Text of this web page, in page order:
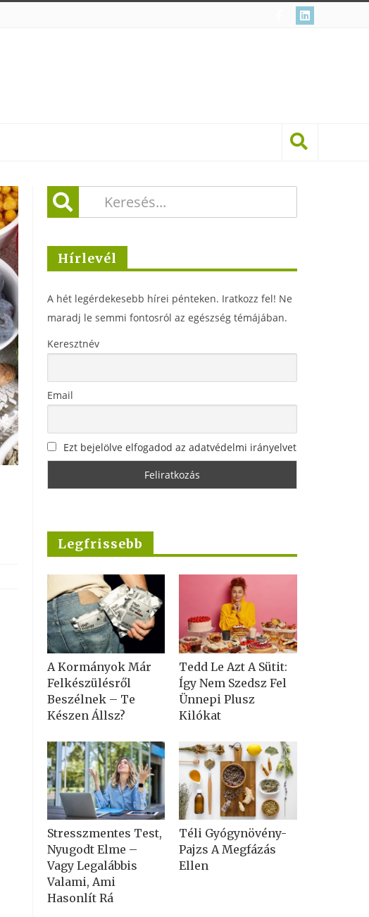
Hírlevél
A hét legérdekesebb hírei pénteken. Iratkozz fel! Ne
maradj le semmi fontosról az egészség témájában.
Keresztnév
Email
Ezt bejelölve elfogadod az adatvédelmi irányelvet
Legfrissebb
A Kormányok Már
Felkészülésről
Beszélnek – Te
Készen Állsz?
Tedd Le Azt A Sütit:
Így Nem Szedsz Fel
Ünnepi Plusz
Kilókat
Stresszmentes Test,
Nyugodt Elme –
Vagy Legalábbis
Valami, Ami
Hasonlít Rá
Téli Gyógynövény-
Pajzs A Megfázás
Ellen